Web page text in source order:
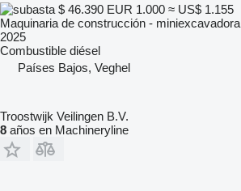
$ 46.390 EUR 1.000 ≈ US$ 1.155
Maquinaria de construcción - miniexcavadora
2025
Combustible diésel
Países Bajos, Veghel
Troostwijk Veilingen B.V.
8 años en Machineryline